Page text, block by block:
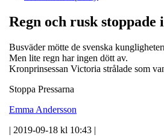
Regn och rusk stoppade
Busväder mötte de svenska
Men lite regn har ingen dött av.
Kronprinsessan Victoria strålade som
Stoppa Pressarna
Emma Andersson
| 2019-09-18 kl 10:43 |